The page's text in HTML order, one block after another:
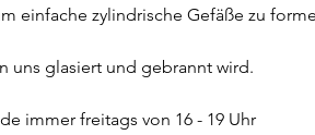
einfache zylindrische Gefäße zu
uns glasiert und gebrannt wird.
immer freitags von 16 - 19 Uhr